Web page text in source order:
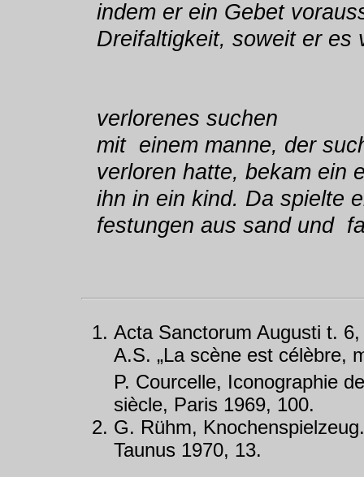
indem er ein Gebet
Dreifaltigkeit, soweit er es
verlorenes suchen
mit einem manne, der
verloren hatte, bekam ein
ihn in ein kind. Da spielte
festungen aus sand und
Acta Sanctorum Augusti t.
A.S. „La scène est célèbre,
P. Courcelle, Iconographie
siècle, Paris 1969, 100.
G. Rühm,
Taunus 1970, 13.